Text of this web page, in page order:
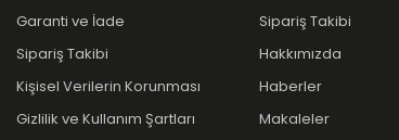
Garanti ve İade
Sipariş Takibi
Kişisel Verilerin Korunması
Gizlilik ve Kullanım Şartları
Sipariş Takibi
Hakkımızda
Haberler
Makaleler